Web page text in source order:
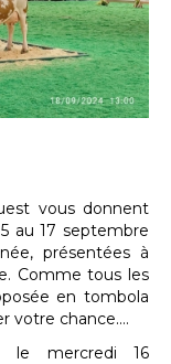
vous donnent
au 17 septembre
présentées à
Comme tous les
en tombola
votre chance....
le mercredi 16